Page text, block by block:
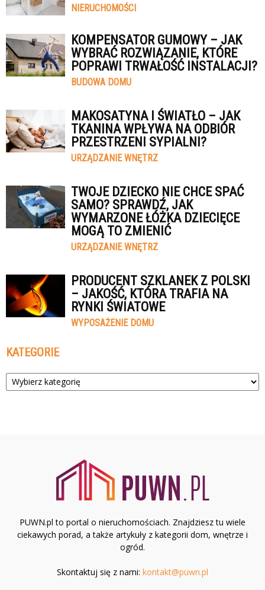
NIERUCHOMOŚCI
KOMPENSATOR GUMOWY – JAK
WYBRAĆ ROZWIĄZANIE, KTÓRE
POPRAWI TRWAŁOŚĆ INSTALACJI?
BUDOWA DOMU
MAKOSATYNA I ŚWIATŁO – JAK
TKANINA WPŁYWA NA ODBIÓR
PRZESTRZENI SYPIALNI?
URZĄDZANIE WNĘTRZ
TWOJE DZIECKO NIE CHCE SPAĆ
SAMO? SPRAWDŹ, JAK
WYMARZONE ŁÓŻKA DZIECIĘCE
MOGĄ TO ZMIENIĆ
URZĄDZANIE WNĘTRZ
PRODUCENT SZKLANEK Z POLSKI
– JAKOŚĆ, KTÓRA TRAFIA NA
RYNKI ŚWIATOWE
WYPOSAŻENIE DOMU
KATEGORIE
Kategorie
PUWN.pl to portal o nieruchomościach. Znajdziesz tu wiele
ciekawych porad, a także artykuły z kategorii dom, wnętrze i
ogród.
Skontaktuj się z nami: kontakt@puwn.pl